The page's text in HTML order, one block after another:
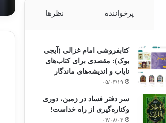
پرخواننده نظرها
کتابفروشی امام غزالی (آیجی
بوک): مقصدی برای کتاب‌های
نایاب و اندیشه‌های ماندگار
۰۵/۰۳/۱۹
سر دفتر فساد در زمین‌، دوری
وکناره‌گیری از راه خداست‌!
۰۴/۰۸/۰۳